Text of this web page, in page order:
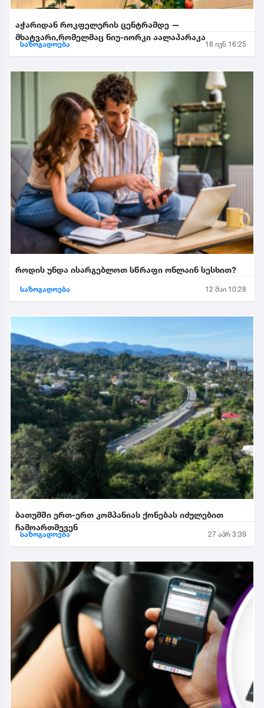
აჭარიდან როკფელერის ცენტრამდე —
მხატვარი,რომელმაც ნიუ-იორკი აალაპარაკა
საზოგადოება 18 ივნ 16:25
როდის უნდა ისარგებლოთ სწრაფი ონლაინ სესხით?
საზოგადოება 12 მაი 10:28
ბათუმში ერთ-ერთ კომპანიას ქონებას იძულებით
ჩამოართმევენ
საზოგადოება 27 აპრ 3:39